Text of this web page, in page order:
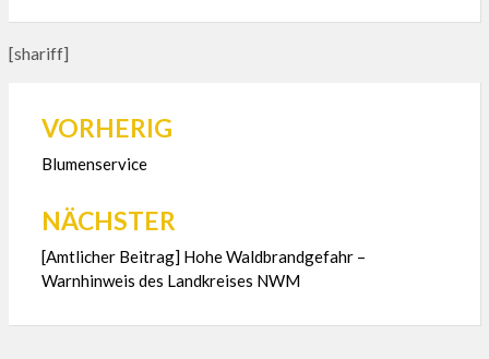
[shariff]
Beitragsnavigation
VORHERIG
Blumenservice
NÄCHSTER
[Amtlicher Beitrag] Hohe Waldbrandgefahr –
Warnhinweis des Landkreises NWM